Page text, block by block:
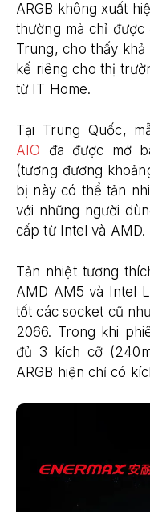
ARGB không xuất
thường mà chỉ được
Trung, cho thấy
kế riêng cho thị
từ IT Home.
Tại Trung Quốc,
AIO đã được mở
(tương đương
bị này có thể tản
với những người
cấp từ Intel và AMD.
Tản nhiệt tương
AMD AM5 và Intel
tốt các socket cũ
2066. Trong khi
đủ 3 kích cỡ
ARGB hiện chỉ có